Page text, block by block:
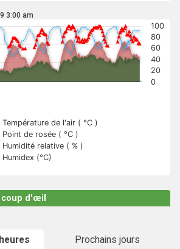
3:00 am
Température de l'air ( °C )
Point de rosée ( °C )
Humidité relative ( % )
Humidex (°C)
0
20
40
60
80
100
coup d'œil
Prochains jours